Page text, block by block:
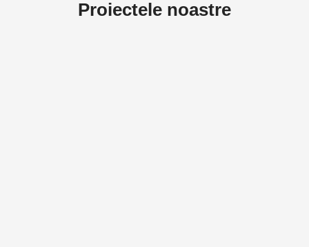
Proiectele noastre